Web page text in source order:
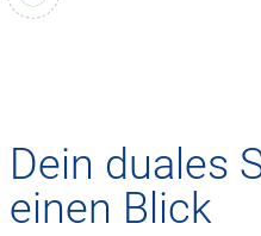
Dein duales
einen Blick